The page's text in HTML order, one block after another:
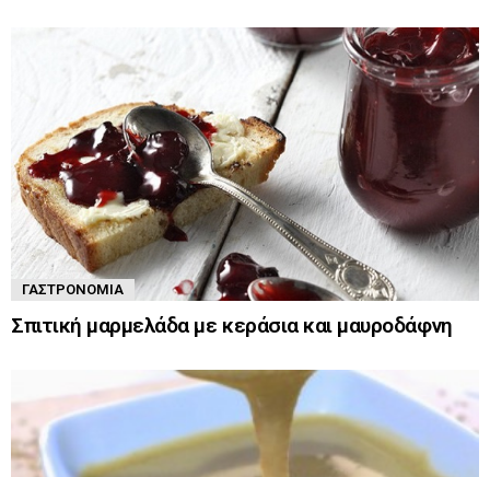
ΓΑΣΤΡΟΝΟΜΊΑ
Σπιτική μαρμελάδα με κεράσια και μαυροδάφνη